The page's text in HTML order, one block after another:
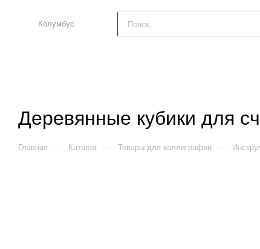
Колумбус
Деревянные кубики для
Главная — Каталог — Товары для каллиграфии —